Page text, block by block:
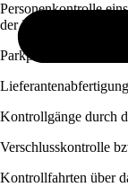
Personenkontrolle
der Identität
Parkplatzkontrolle
Kontrollgänge durch
Verschlusskontrolle
Kontrollfahrten über